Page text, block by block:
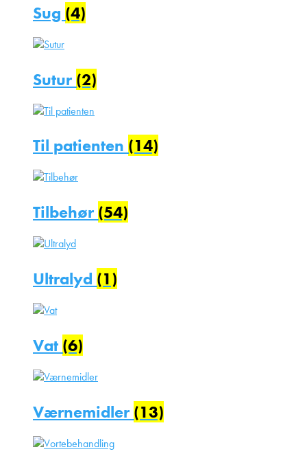
Sug (4)
Sutur (2)
Til patienten (14)
Tilbehør (54)
Ultralyd (1)
Vat (6)
Værnemidler (13)